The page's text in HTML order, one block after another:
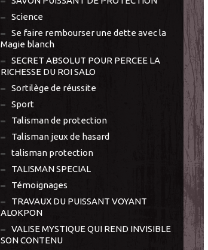
Science
Se faire rembourser une dette avec la
Magie blanch
SECRET ABSOLUT POUR PERCEE LA
RICHESSE DU ROI SALO
Sortilège de réussite
Sport
Talisman de protection
Talisman jeux de hasard
talisman protection
TALISMAN SPECIAL
Témoignages
TRAVAUX DU PUISSANT VOYANT
ALOKPON
VALISE MYSTIQUE QUI REND INVISIBLE
SON CONTENU